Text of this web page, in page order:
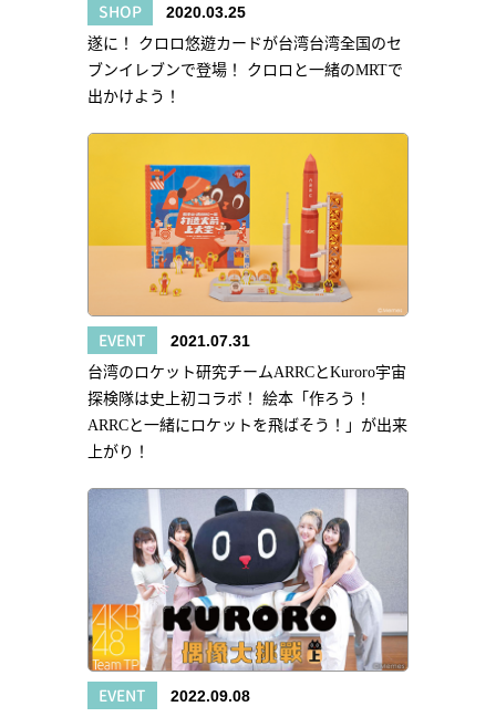
SHOP 2020.03.25
遂に！ クロロ悠遊カードが台湾台湾全国のセ
ブンイレブンで登場！ クロロと一緒のMRTで
出かけよう！
EVENT 2021.07.31
台湾のロケット研究チームARRCとKuroro宇宙
探検隊は史上初コラボ！ 絵本「作ろう！
ARRCと一緒にロケットを飛ばそう！」が出来
上がり！
EVENT 2022.09.08